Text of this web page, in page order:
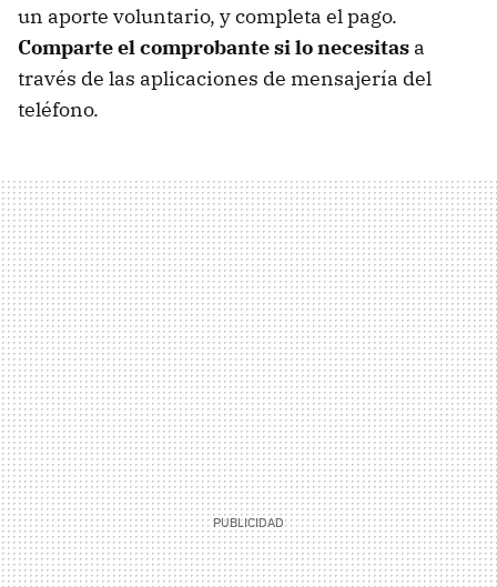
un aporte voluntario, y completa el pago.
Comparte el comprobante si lo necesitas a
través de las aplicaciones de mensajería del
teléfono.